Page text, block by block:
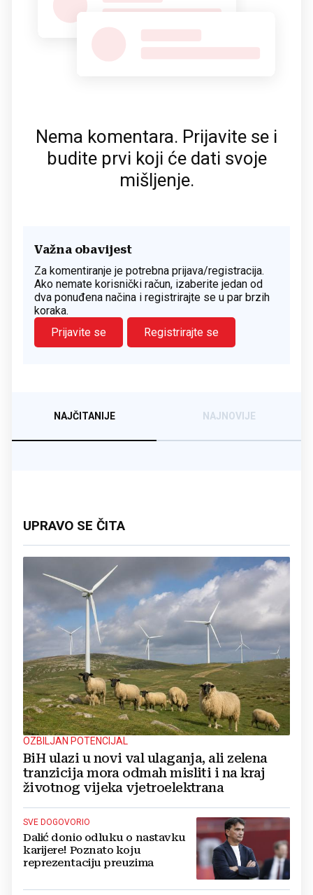
Nema komentara. Prijavite se i
budite prvi koji će dati svoje
mišljenje.
Važna obavijest
Za komentiranje je potrebna prijava/registracija.
Ako nemate korisnički račun, izaberite jedan od
dva ponuđena načina i registrirajte se u par brzih
koraka.
Prijavite se
Registrirajte se
NAJČITANIJE NAJNOVIJE
UPRAVO SE ČITA
OZBILJAN POTENCIJAL
BiH ulazi u novi val ulaganja, ali zelena
tranzicija mora odmah misliti i na kraj
životnog vijeka vjetroelektrana
SVE DOGOVORIO
Dalić donio odluku o nastavku
karijere! Poznato koju
reprezentaciju preuzima